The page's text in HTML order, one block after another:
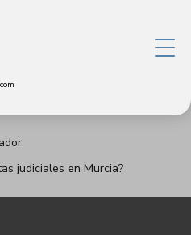
judiciales en Murcia?